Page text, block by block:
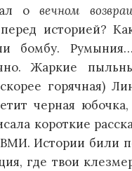
овечном
историей?
бомбу.
Жаркие
горячная)
черная
короткие
Истории били
где твои